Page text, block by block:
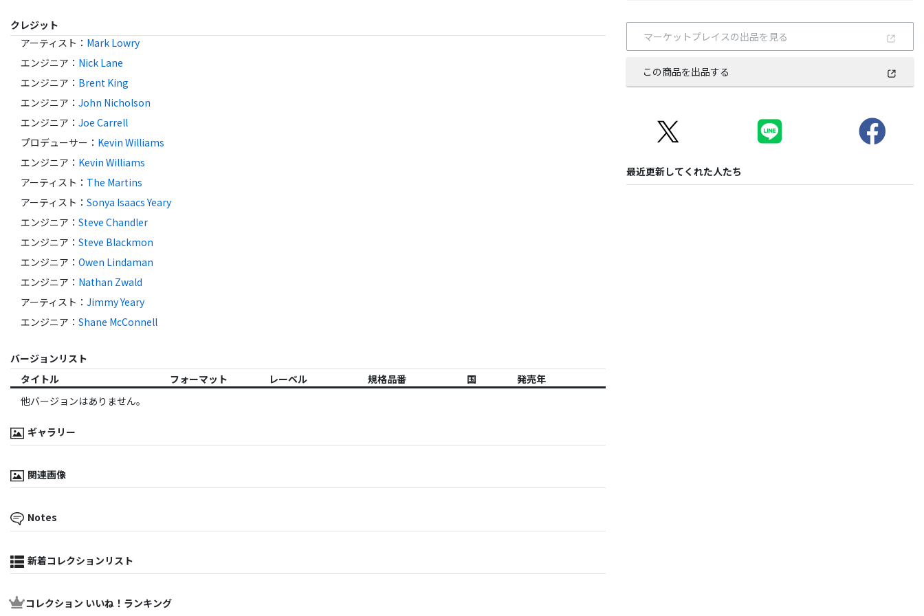
クレジット
アーティスト ： Mark Lowry
エンジニア ： Nick Lane
エンジニア ： Brent King
エンジニア ： John Nicholson
エンジニア ： Joe Carrell
プロデューサー ： Kevin Williams
エンジニア ： Kevin Williams
アーティスト ： The Martins
アーティスト ： Sonya Isaacs Yeary
エンジニア ： Steve Chandler
エンジニア ： Steve Blackmon
エンジニア ： Owen Lindaman
エンジニア ： Nathan Zwald
アーティスト ： Jimmy Yeary
エンジニア ： Shane McConnell
バージョンリスト
タイトル
フォーマット レーベル 規格品番 国
発売年
他バージョンはありません。
ギャラリー
関連画像
Notes
新着コレクションリスト
コレクション いいね！ランキング
マーケットプレイスの出品を見る
この商品を出品する
最近更新してくれた人たち